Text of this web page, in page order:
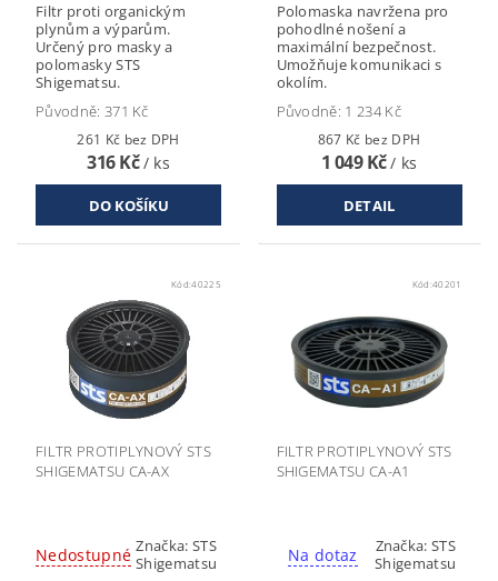
Filtr proti organickým
plynům a výparům.
Určený pro masky a
polomasky STS
Shigematsu.
Původně: 371 Kč
261 Kč bez DPH
316 Kč/ ks
Polomaska navržena pro
pohodlné nošení a
maximální bezpečnost.
Umožňuje komunikaci s
okolím.
Původně: 1 234 Kč
867 Kč bez DPH
1 049 Kč/ ks
DETAIL
Kód:40225
FILTR PROTIPLYNOVÝ STS
SHIGEMATSU CA-AX
Nedostupné Značka: STS
Shigematsu
Kód:40201
FILTR PROTIPLYNOVÝ STS
SHIGEMATSU CA-A1
Na dotaz Značka:STS
Shigematsu